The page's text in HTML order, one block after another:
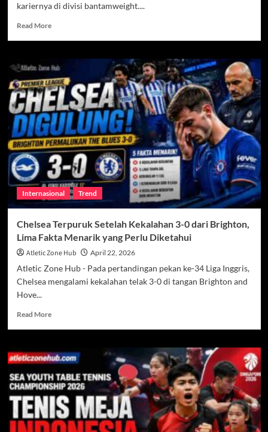
kariernya di divisi bantamweight....
Read MoreRead
Raoni
Barcelos
Berjuang
Keluar
dari
Bayang-
Bayang,
Misi
Besar
Menuju
Peringkat
Elite
UFC
Internasional Trend
Chelsea Terpuruk Setelah Kekalahan 3-0 dari Brighton,
Lima Fakta Menarik yang Perlu Diketahui
Atletic Zone Hub April 22, 2026
Atletic Zone Hub - Pada pertandingan pekan ke-34 Liga Inggris,
Chelsea mengalami kekalahan telak 3-0 di tangan Brighton and
Hove...
Read MoreRead
Terpuruk
Kekalahan
3-
dari
Brighton,